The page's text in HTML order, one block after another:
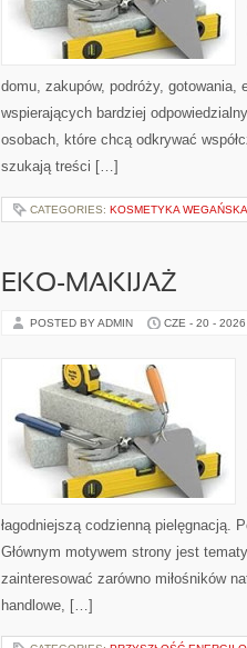
domu, zakupów, podróży,
wspierających bardziej
osobach, które chcą odkrywać
szukają treści […]
CATEGORIES: KOSMETYKA
EKO-MAKIJAŻ
POSTED BY ADMIN CZE - 20 - 2026
łagodniejszą codzienną pielęgnacją.
Głównym motywem strony jest
zainteresować zarówno miłośników
handlowe, […]